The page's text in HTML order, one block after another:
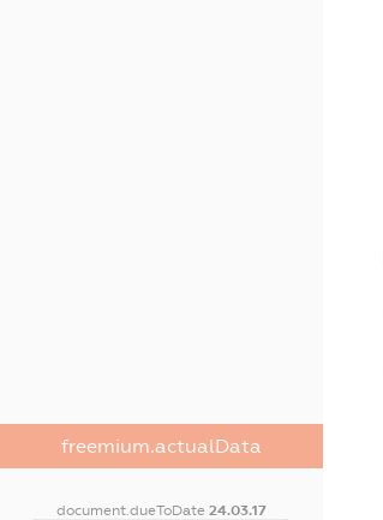
freemium.actualData
document.dueToDate 24.03.17